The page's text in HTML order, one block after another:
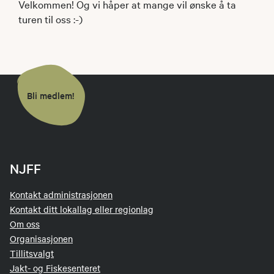
Velkommen! Og vi håper at mange vil ønske å ta
turen til oss :-)
Bli medlem!
NJFF
Kontakt administrasjonen
Kontakt ditt lokallag eller regionlag
Om oss
Organisasjonen
Tillitsvalgt
Jakt- og Fiskesenteret